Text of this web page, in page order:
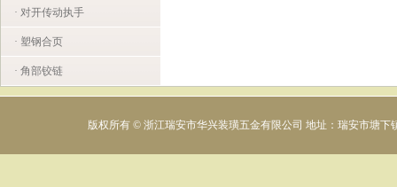
· 对开传动执手
· 塑钢合页
· 角部铰链
版权所有 © 浙江瑞安市华兴装璜五金有限公司 地址：瑞安市塘下